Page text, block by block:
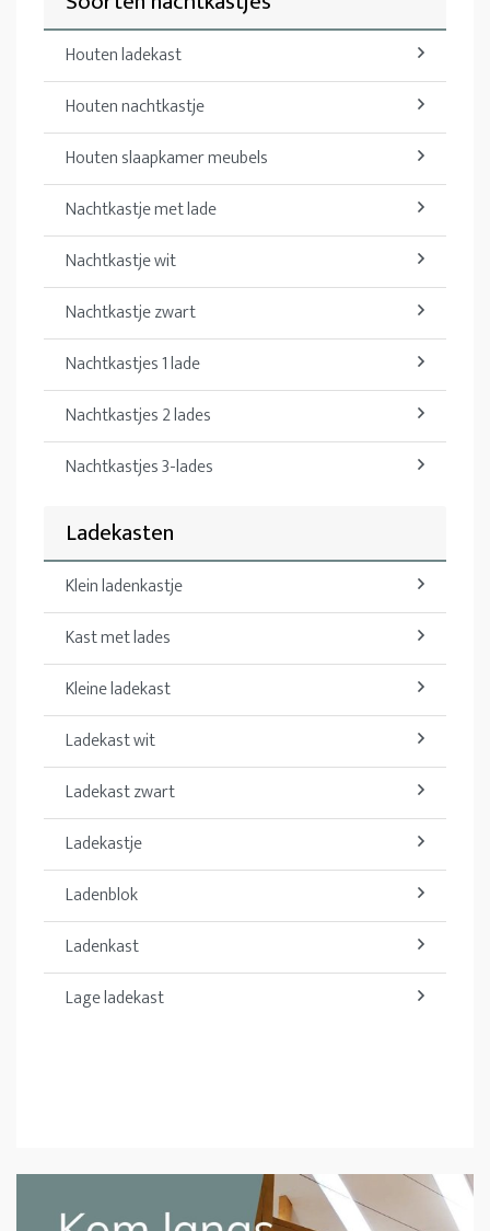
Houten ladekast
Houten nachtkastje
Houten slaapkamer meubels
Nachtkastje met lade
Nachtkastje wit
Nachtkastje zwart
Nachtkastjes 1 lade
Nachtkastjes 2 lades
Nachtkastjes 3-lades
Ladekasten
Klein ladenkastje
Kast met lades
Kleine ladekast
Ladekast wit
Ladekast zwart
Ladekastje
Ladenblok
Ladenkast
Lage ladekast